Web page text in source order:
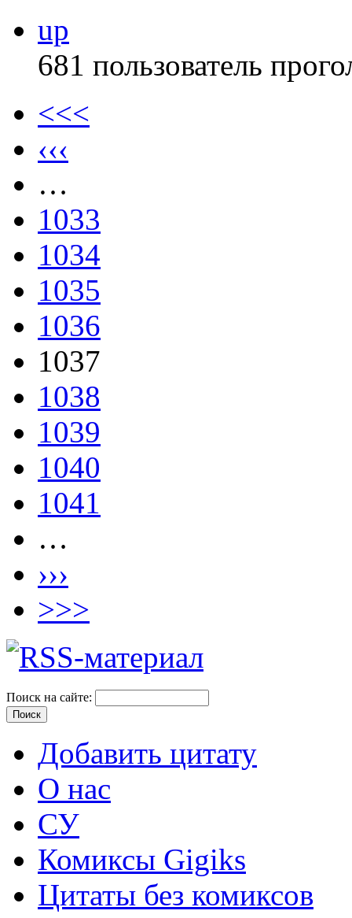
up
681 пользователь
<<<
‹‹‹
…
1033
1034
1035
1036
1037
1038
1039
1040
1041
…
›››
>>>
Поиск на сайте:
Добавить цитату
О нас
СУ
Комиксы Gigiks
Цитаты без комиксов